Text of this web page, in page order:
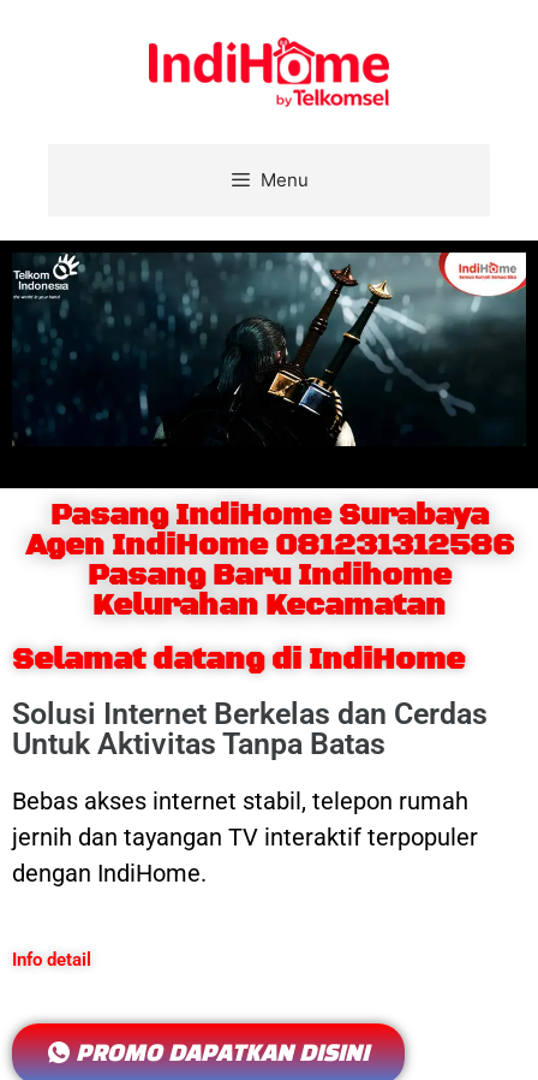
Menu
Pasang IndiHome Surabaya
Agen IndiHome 081231312586
Pasang Baru Indihome
Kelurahan Kecamatan
Selamat datang di IndiHome
Solusi Internet Berkelas dan Cerdas
Untuk Aktivitas Tanpa Batas
Bebas akses internet stabil, telepon rumah
jernih dan tayangan TV interaktif terpopuler
dengan IndiHome.
Info detail
PROMO DAPATKAN DISINI